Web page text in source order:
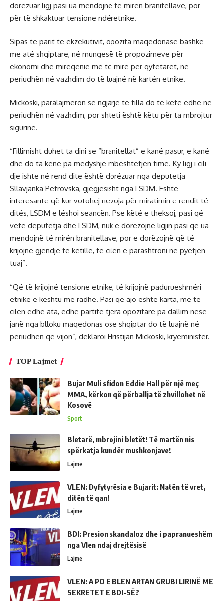
dorëzuar ligj pasi ua mendojnë të mirën branitellave, por
për të shkaktuar tensione ndëretnike.
Sipas të parit të ekzekutivit, opozita maqedonase bashkë
me atë shqiptare, në mungesë të propozimeve për
ekonomi dhe mirëqenie më të mirë për qytetarët, në
periudhën në vazhdim do të luajnë në kartën etnike.
Mickoski, paralajmëron se ngjarje të tilla do të ketë edhe në
periudhën në vazhdim, por shteti është këtu për ta mbrojtur
sigurinë.
“Fillimisht duhet ta dini se “branitellat” e kanë pasur, e kanë
dhe do ta kenë pa mëdyshje mbështetjen time. Ky ligj i cili
dje ishte në rend dite është dorëzuar nga deputetja
Sllavjanka Petrovska, gjegjësisht nga LSDM. Është
interesante që kur votohej nevoja për miratimin e rendit të
ditës, LSDM e lëshoi seancën. Pse këtë e theksoj, pasi që
vetë deputetja dhe LSDM, nuk e dorëzojnë ligjin pasi që ua
mendojnë të mirën branitellave, por e dorëzojnë që të
krijojnë gjendje të këtillë, të cilën e parashtroni në pyetjen
tuaj”.
“Që të krijojnë tensione etnike, të krijojnë padurueshmëri
etnike e kështu me radhë. Pasi që ajo është karta, me të
cilën edhe ata, edhe partitë tjera opozitare pa dallim nëse
janë nga blloku maqedonas ose shqiptar do të luajnë në
periudhën që vijon”, deklaroi Hristijan Mickoski, kryeministër.
TOP Lajmet
Bujar Muli sfidon Eddie Hall për një meç
MMA, kërkon që përballja të zhvillohet në
Kosovë
Sport
Bletarë, mbrojini bletët! Të martën nis
spërkatja kundër mushkonjave!
Lajme
VLEN: Dyfytyrësia e Bujarit: Natën të vret,
ditën të qan!
Lajme
BDI: Presion skandaloz dhe i papranueshëm
nga Vlen ndaj drejtësisë
Lajme
VLEN: A PO E BLEN ARTAN GRUBI LIRINË ME
SEKRETET E BDI-SË?